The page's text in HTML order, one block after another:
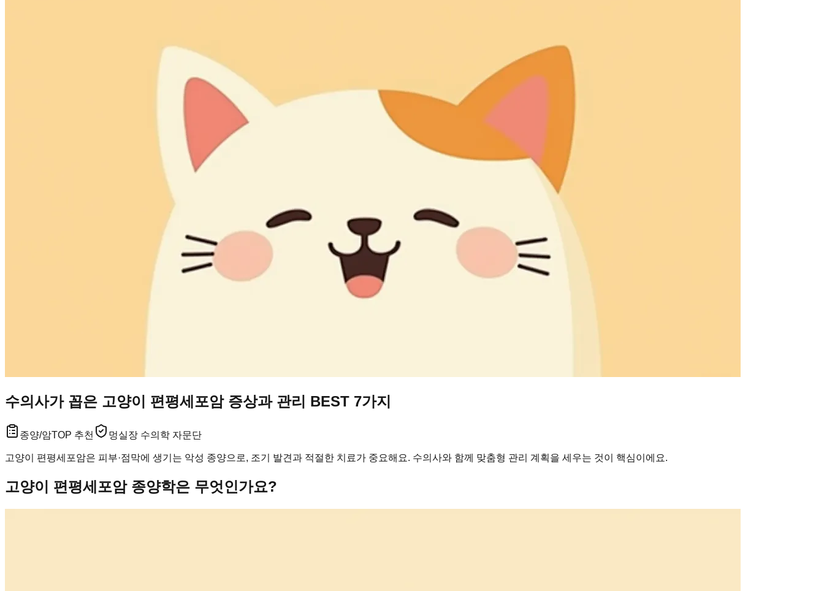
수의사가 꼽은 고양이 편평세포암 증상과 관리 BEST 7가지
종양/암TOP 추천 멍실장 수의학 자문단
고양이 편평세포암은 피부·점막에 생기는 악성 종양으로, 조기 발견과 적절한 치료가 중요해요. 수의사와 함께 맞춤형 관리 계획을 세우는 것이 핵심이에요.
고양이 편평세포암 종양학은 무엇인가요?